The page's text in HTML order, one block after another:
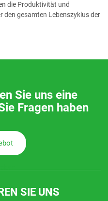
die Produktivität und
den gesamten Lebenszyklus der
Sie uns eine
Fragen haben
SIE UNS